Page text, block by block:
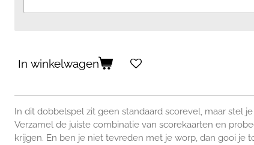
In winkelwagen
In dit dobbelspel zit geen standaard scorevel, maar stel
Verzamel de juiste combinatie van scorekaarten en
krijgen. En ben je niet tevreden met je worp, dan gooi je